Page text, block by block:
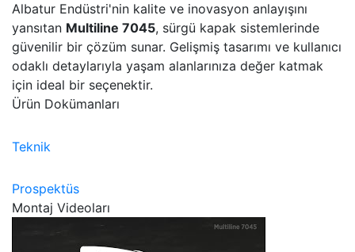
Albatur Endüstri'nin kalite ve inovasyon anlayışını
yansıtan Multiline 7045, sürgü kapak sistemlerinde
güvenilir bir çözüm sunar. Gelişmiş tasarımı ve kullanıcı
odaklı detaylarıyla yaşam alanlarınıza değer katmak
için ideal bir seçenektir.
Ürün Dokümanları
Teknik
Prospektüs
Montaj Videoları